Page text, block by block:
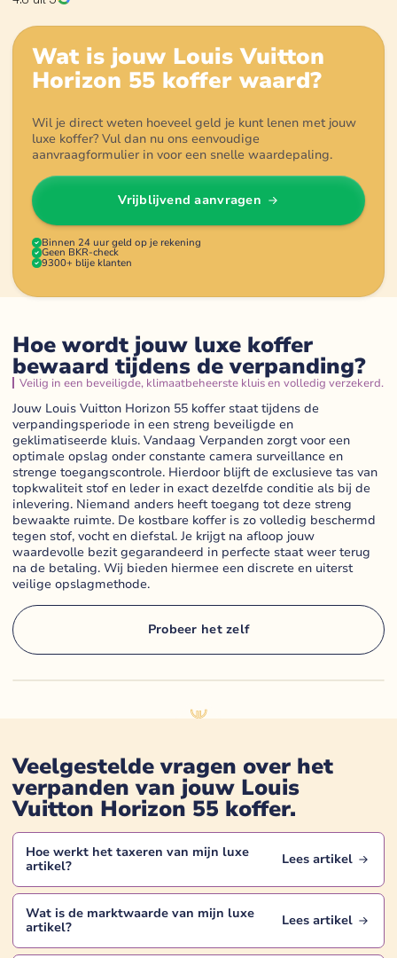
Wat is jouw Louis Vuitton
Horizon 55 koffer waard?
Wil je direct weten hoeveel geld je kunt lenen met jouw
luxe koffer? Vul dan nu ons eenvoudige
aanvraagformulier in voor een snelle waardepaling.
Vrijblijvend aanvragen
Binnen 24 uur geld op je rekening
Geen BKR-check
9300+ blije klanten
Hoe wordt jouw luxe koffer
bewaard tijdens de verpanding?
Veilig in een beveiligde, klimaatbeheerste kluis en volledig verzekerd.
Jouw Louis Vuitton Horizon 55 koffer staat tijdens de
verpandingsperiode in een streng beveiligde en
geklimatiseerde kluis. Vandaag Verpanden zorgt voor een
optimale opslag onder constante camera surveillance en
strenge toegangscontrole. Hierdoor blijft de exclusieve tas van
topkwaliteit stof en leder in exact dezelfde conditie als bij de
inlevering. Niemand anders heeft toegang tot deze streng
bewaakte ruimte. De kostbare koffer is zo volledig beschermd
tegen stof, vocht en diefstal. Je krijgt na afloop jouw
waardevolle bezit gegarandeerd in perfecte staat weer terug
na de betaling. Wij bieden hiermee een discrete en uiterst
veilige opslagmethode.
Probeer het zelf
Veelgestelde vragen over het
verpanden van jouw Louis
Vuitton Horizon 55 koffer.
Hoe werkt het taxeren van mijn luxe
artikel? Lees artikel
Wat is de marktwaarde van mijn luxe
artikel? Lees artikel